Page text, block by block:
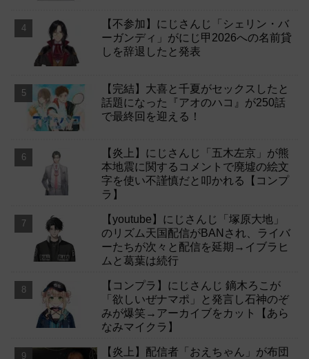
【不参加】にじさんじ「シェリン・バ
ーガンディ」がにじ甲2026への名前貸
しを辞退したと発表
【完結】大喜と千夏がセックスしたと
話題になった『アオのハコ』が250話
で最終回を迎える！
【炎上】にじさんじ「五木左京」が熊
本地震に関するコメントで廃墟の絵文
字を使い不謹慎だと叩かれる【コンプ
ラ】
【youtube】にじさんじ「塚原大地」
のリズム天国配信がBANされ、ライバ
ーたちが次々と配信を延期→イブラヒ
ムと葛葉は続行
【コンプラ】にじさんじ 鏑木ろこが
「欲しいぜナマポ」と発言し石神のぞ
みが爆笑→アーカイブをカット【あら
なみマイクラ】
【炎上】配信者「おえちゃん」が布団